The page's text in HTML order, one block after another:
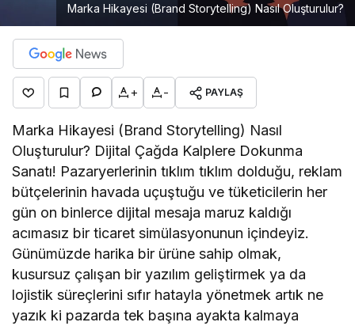
Marka Hikayesi (Brand Storytelling) Nasıl Oluşturulur?
+ - PAYLAŞ
Marka Hikayesi (Brand Storytelling) Nasıl
Oluşturulur? Dijital Çağda Kalplere Dokunma
Sanatı! Pazaryerlerinin tıklım tıklım dolduğu, reklam
bütçelerinin havada uçuştuğu ve tüketicilerin her
gün on binlerce dijital mesaja maruz kaldığı
acımasız bir ticaret simülasyonunun içindeyiz.
Günümüzde harika bir ürüne sahip olmak,
kusursuz çalışan bir yazılım geliştirmek ya da
lojistik süreçlerini sıfır hatayla yönetmek artık ne
yazık ki pazarda tek başına ayakta kalmaya